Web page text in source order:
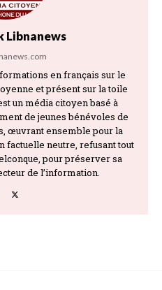
Libnanews
en français sur le
et présent sur la toile
un média citoyen basé à
de jeunes bénévoles de
œuvrant ensemble pour la
factuelle neutre, refusant tout
pour préserver sa
de l’information.